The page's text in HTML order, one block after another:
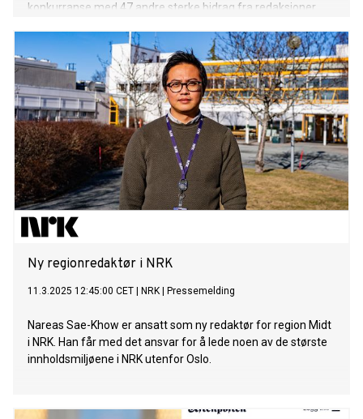
konkurranse med 47 andre sterke bidrag fra redaksjoner
Ny regionredaktør i NRK
11.3.2025 12:45:00 CET NRK Pressemelding
Nareas Sae-Khow er ansatt som ny redaktør for region Midt
i NRK. Han får med det ansvar for å lede noen av de største
innholdsmiljøene i NRK utenfor Oslo.